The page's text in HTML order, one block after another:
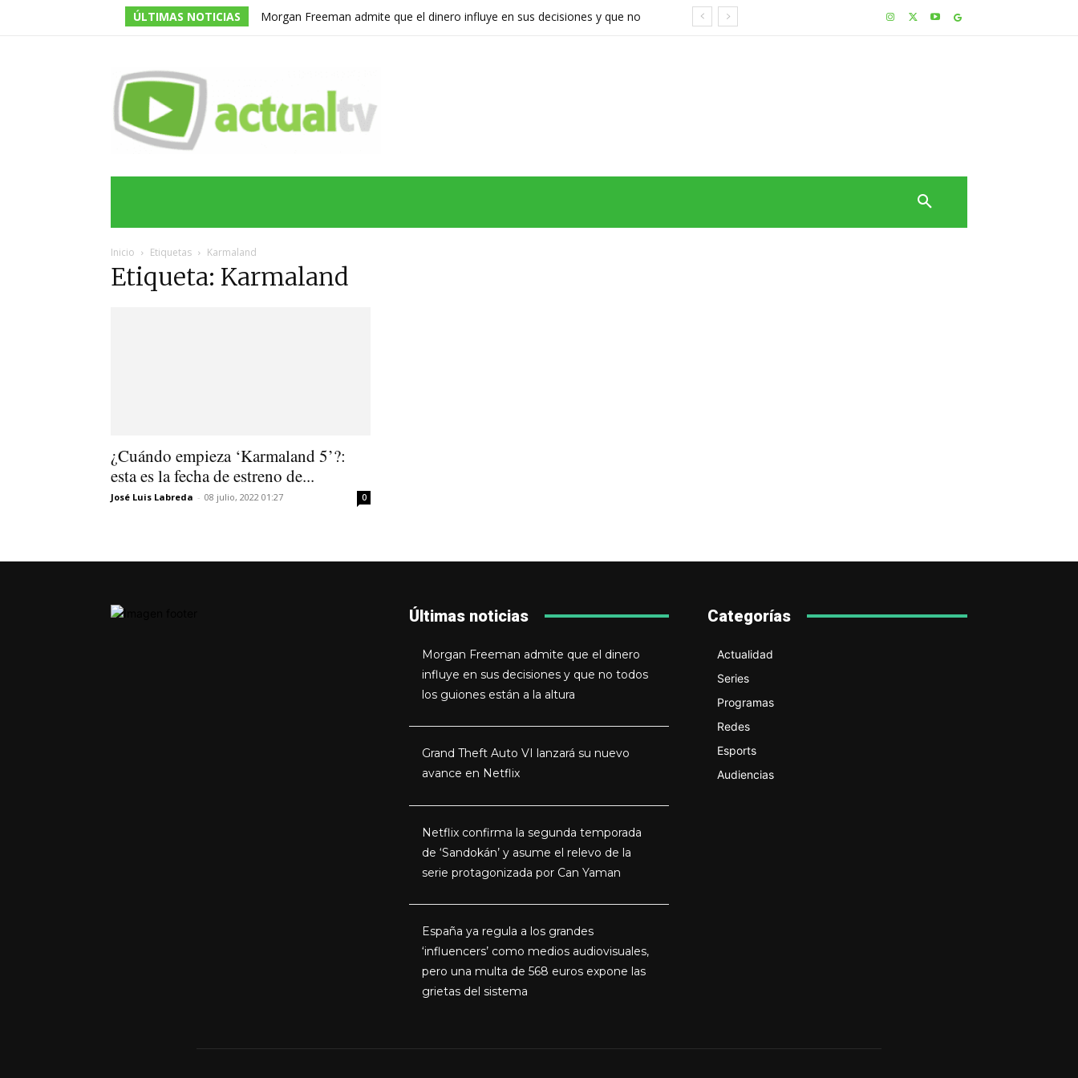
ÚLTIMAS NOTICIAS
Morgan Freeman admite que el dinero influye en sus decisiones y que no
Inicio Etiquetas Karmaland
Etiqueta: Karmaland
¿Cuándo empieza ‘Karmaland 5’?:
esta es la fecha de estreno de...
José Luis Labreda - 08 julio, 2022 01:27 0
Últimas noticias
Morgan Freeman admite que el dinero
influye en sus decisiones y que no todos
los guiones están a la altura
Grand Theft Auto VI lanzará su nuevo
avance en Netflix
Netflix confirma la segunda temporada
de ‘Sandokán’ y asume el relevo de la
serie protagonizada por Can Yaman
España ya regula a los grandes
‘influencers’ como medios audiovisuales,
pero una multa de 568 euros expone las
grietas del sistema
Categorías
Actualidad
Series
Programas
Redes
Esports
Audiencias